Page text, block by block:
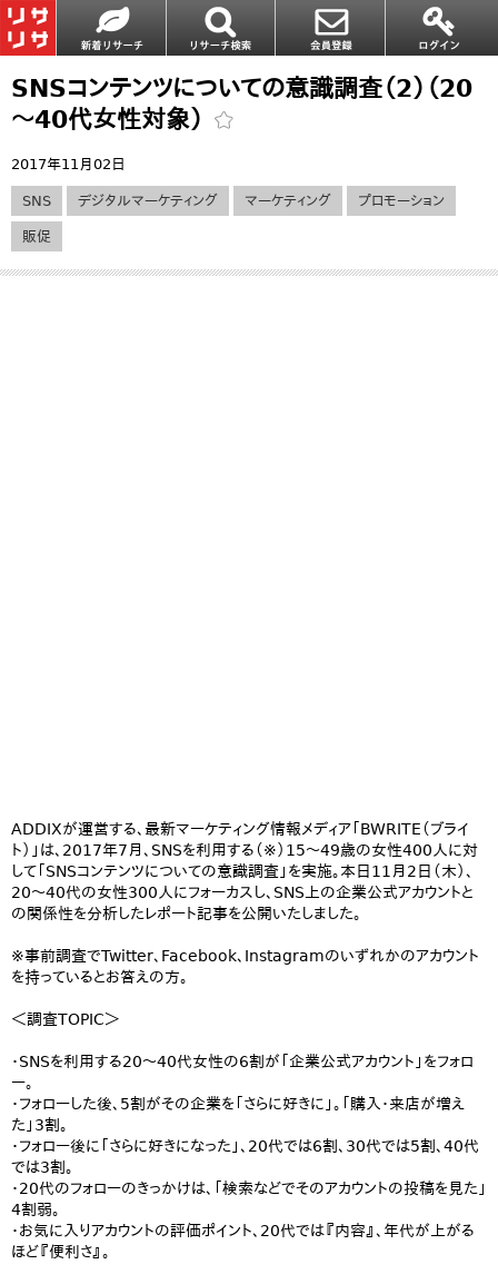
SNSコンテンツについての意識調査（2）（20
～40代女性対象）
2017年11月02日
SNS デジタルマーケティング マーケティング プロモーション
販促
ADDIXが運営する、最新マーケティング情報メディア「BWRITE（ブライ
ト）」は、2017年7月、SNSを利用する（※）15～49歳の女性400人に対
して「SNSコンテンツについての意識調査」を実施。本日11月2日（木）、
20～40代の女性300人にフォーカスし、SNS上の企業公式アカウントと
の関係性を分析したレポート記事を公開いたしました。
※事前調査でTwitter、Facebook、Instagramのいずれかのアカウント
を持っているとお答えの方。
＜調査TOPIC＞
・SNSを利用する20～40代女性の6割が「企業公式アカウント」をフォロ
ー。
・フォローした後、5割がその企業を「さらに好きに」。「購入・来店が増え
た」3割。
・フォロー後に「さらに好きになった」、20代では6割、30代では5割、40代
では3割。
・20代のフォローのきっかけは、「検索などでそのアカウントの投稿を見た」
4割弱。
・お気に入りアカウントの評価ポイント、20代では『内容』、年代が上がる
ほど『便利さ』。